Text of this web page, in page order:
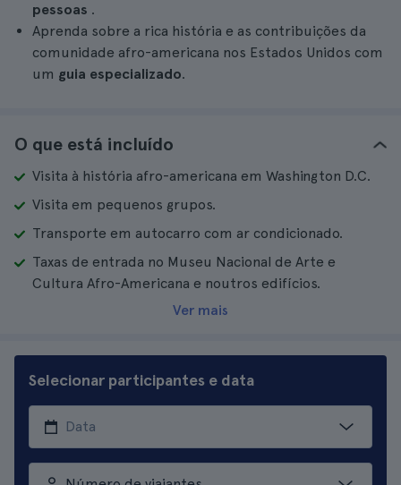
pessoas .
Aprenda sobre a rica história e as contribuições da
comunidade afro-americana nos Estados Unidos com
um guia especializado.
O que está incluído
Visita à história afro-americana em Washington D.C.
Visita em pequenos grupos.
Transporte em autocarro com ar condicionado.
Taxas de entrada no Museu Nacional de Arte e
Cultura Afro-Americana e noutros edifícios.
Ver mais
Selecionar participantes e data